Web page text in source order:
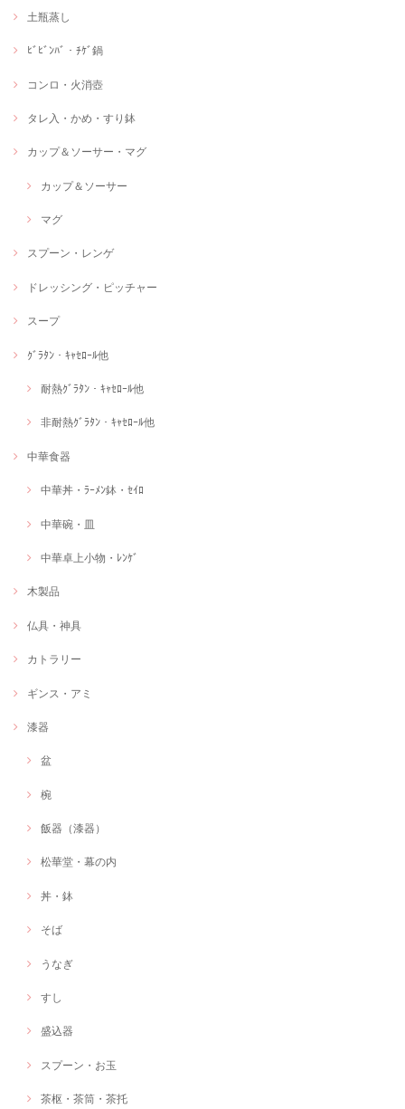
土瓶蒸し
ﾋﾞﾋﾞﾝﾊﾞ・ﾁｹﾞ鍋
コンロ・火消壺
タレ入・かめ・すり鉢
カップ＆ソーサー・マグ
カップ＆ソーサー
マグ
スプーン・レンゲ
ドレッシング・ピッチャー
スープ
ｸﾞﾗﾀﾝ・ｷｬｾﾛｰﾙ他
耐熱ｸﾞﾗﾀﾝ・ｷｬｾﾛｰﾙ他
非耐熱ｸﾞﾗﾀﾝ・ｷｬｾﾛｰﾙ他
中華食器
中華丼・ﾗｰﾒﾝ鉢・ｾｲﾛ
中華碗・皿
中華卓上小物・ﾚﾝｹﾞ
木製品
仏具・神具
カトラリー
ギンス・アミ
漆器
盆
椀
飯器（漆器）
松華堂・幕の内
丼・鉢
そば
うなぎ
すし
盛込器
スプーン・お玉
茶枢・茶筒・茶托